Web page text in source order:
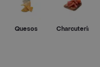
Quesos Charcuteria